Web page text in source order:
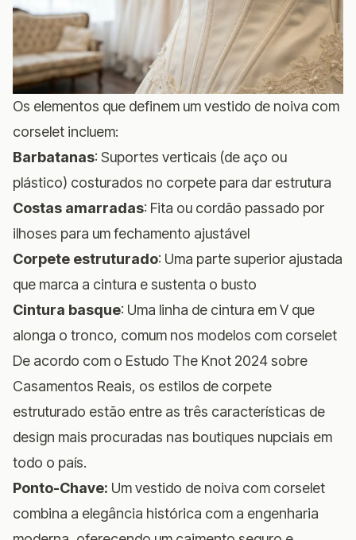
Os elementos que definem um vestido de noiva com
corselet incluem:
Barbatanas: Suportes verticais (de aço ou
plástico) costurados no corpete para dar estrutura
Costas amarradas: Fita ou cordão passado por
ilhoses para um fechamento ajustável
Corpete estruturado: Uma parte superior ajustada
que marca a cintura e sustenta o busto
Cintura basque: Uma linha de cintura em V que
alonga o tronco, comum nos modelos com corselet
De acordo com o Estudo The Knot 2024 sobre
Casamentos Reais, os estilos de corpete
estruturado estão entre as três características de
design mais procuradas nas boutiques nupciais em
todo o país.
Ponto-Chave: Um vestido de noiva com corselet
combina a elegância histórica com a engenharia